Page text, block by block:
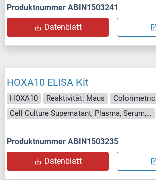
Produktnummer ABIN1503241
Datenblatt
HOXA10 ELISA Kit
HOXA10 Reaktivität: Maus
Colorimetric
Cell Culture Supernatant, Plasma, Serum, Tissue Homogenate
Produktnummer ABIN1503235
Datenblatt